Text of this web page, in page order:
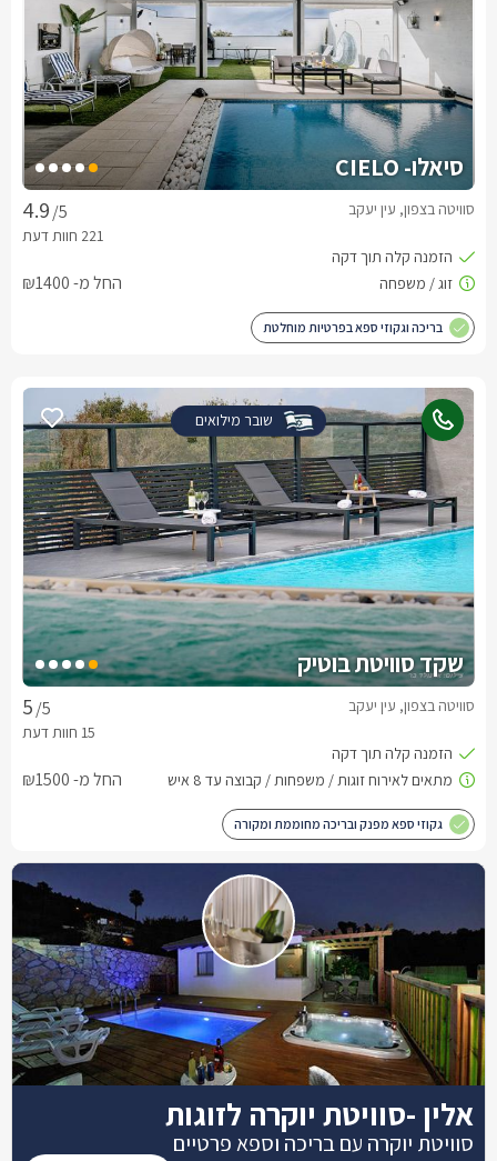
סיאלו- CIELO
/5 סוויטה בצפון, עין יעקב
החל מ- ₪1400
בריכה וגקוזי ספא בפרטיות מוחלטת
שובר מילואים
שקד סוויטת בוטיק
/5 סוויטה בצפון, עין יעקב
החל מ- ₪1500
גקוזי ספא מפנק ובריכה מחוממת ומקורה
אלין -סוויטת יוקרה לזוגות
סוויטת יוקרה עם בריכה וספא פרטיים